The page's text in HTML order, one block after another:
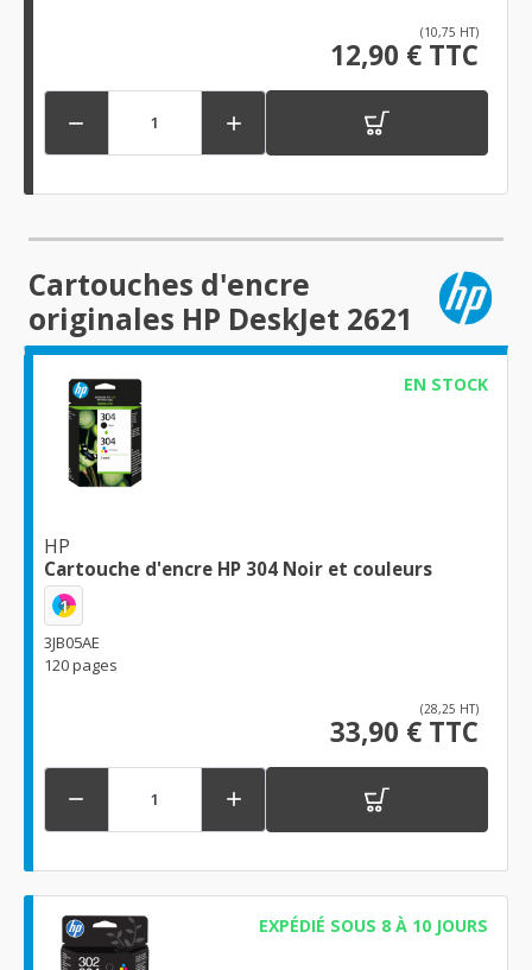
(10,75 HT)
12,90 € TTC
 
Cartouches d'encre
originales HP DeskJet 2621
EN STOCK
HP
Cartouche d'encre HP 304 Noir et couleurs
1
3JB05AE
120 pages
(28,25 HT)
33,90 € TTC
 
EXPÉDIÉ SOUS 8 À 10 JOURS